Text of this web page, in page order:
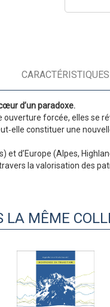
d’un paradoxe.
forcée, elles se
constituer une
d’Europe (Alpes,
la valorisation des
LA MÊME